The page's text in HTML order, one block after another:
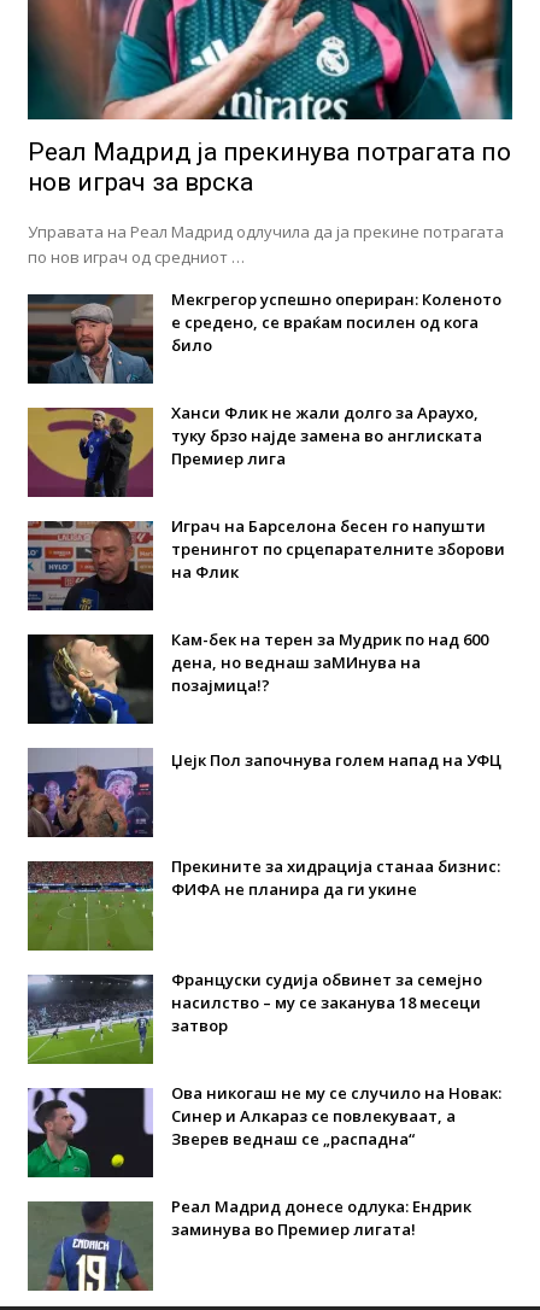
Реал Мадрид ја прекинува потрагата по
нов играч за врска
Управата на Реал Мадрид одлучила да ја прекине потрагата
по нов играч од средниот …
Мекгрегор успешно опериран: Коленото
е средено, се враќам посилен од кога
било
Ханси Флик не жали долго за Араухо,
туку брзо најде замена во англиската
Премиер лига
Играч на Барселона бесен го напушти
тренингот по срцепарателните зборови
на Флик
Кам-бек на терен за Мудрик по над 600
дена, но веднаш заМИнува на
позајмица!?
Џејк Пол започнува голем напад на УФЦ
Прекините за хидрација станаа бизнис:
ФИФА не планира да ги укине
Француски судија обвинет за семејно
насилство – му се заканува 18 месеци
затвор
Ова никогаш не му се случило на Новак:
Синер и Алкараз се повлекуваат, а
Зверев веднаш се „распадна“
Реал Мадрид донесе одлука: Eндрик
заминува во Премиер лигата!